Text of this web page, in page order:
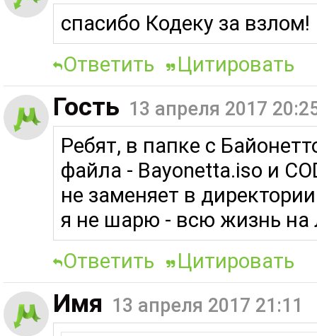
спасибо Кодеку за взлом!
Ответить
Цитировать
Гость 13 апреля 2017
Ребят, в папке с
файла - Bayonetta.iso и
не заменяет в
я не шарю - всю жизнь на
Ответить
Цитировать
Имя 13 апреля 2017 21:11